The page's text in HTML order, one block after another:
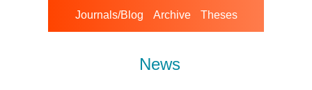
Journals/Blog Archive Theses
News